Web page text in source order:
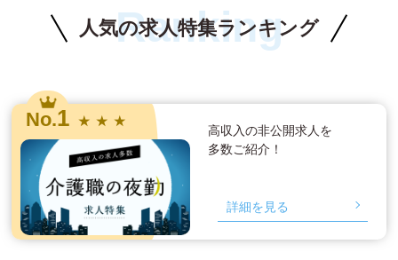
人気の求人特集ランキング
Ranking
No.1 ★ ★ ★
高収入の非公開求人を
多数ご紹介！
詳細を見る